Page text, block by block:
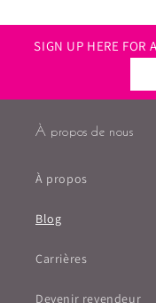
SIGN UP HERE FOR
À propos de nous
À propos
Blog
Carrières
Devenir revendeur